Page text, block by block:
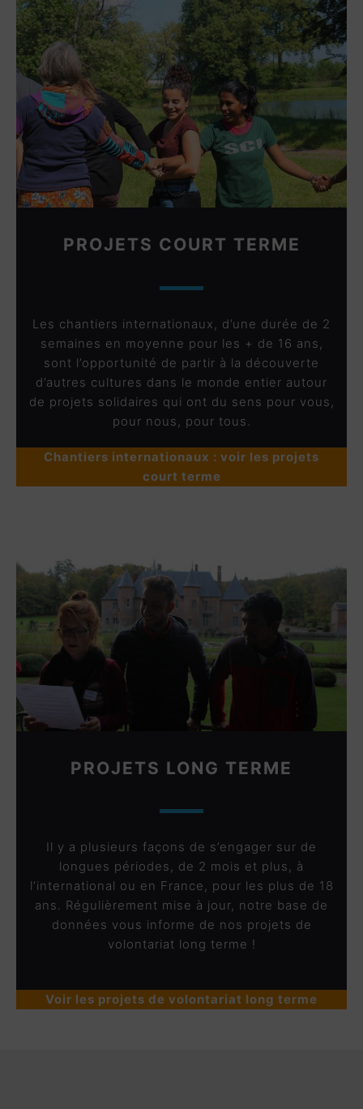
PROJETS COURT TERME
Les chantiers internationaux, d’une durée de 2
semaines en moyenne pour les + de 16 ans,
sont l’opportunité de partir à la découverte
d’autres cultures dans le monde entier autour
de projets solidaires qui ont du sens pour vous,
pour nous, pour tous.
Chantiers internationaux : voir les projets
court terme
PROJETS LONG TERME
Il y a plusieurs façons de s’engager sur de
longues périodes, de 2 mois et plus, à
l’international ou en France, pour les plus de 18
ans. Régulièrement mise à jour, notre base de
données vous informe de nos projets de
volontariat long terme !
Voir les projets de volontariat long terme